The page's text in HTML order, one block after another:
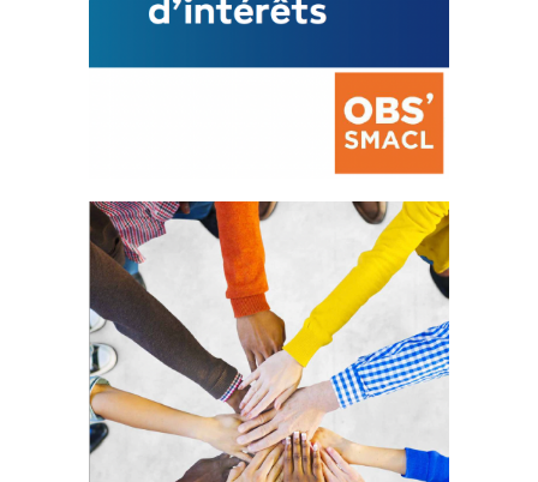
La prévention des conflits
d’intérêts
18 septembre 2023
FEUILLETER